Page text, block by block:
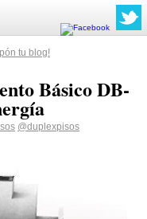
tu blog!
Básico DB-
@duplexpisos